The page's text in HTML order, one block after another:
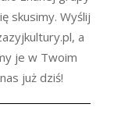
skusimy. Wyślij
a
je w Twoim
już dziś!